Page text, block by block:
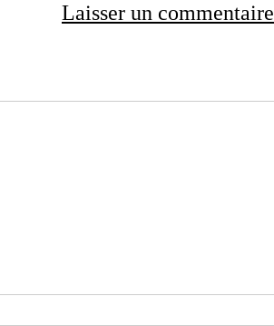
Laisser un commentaire